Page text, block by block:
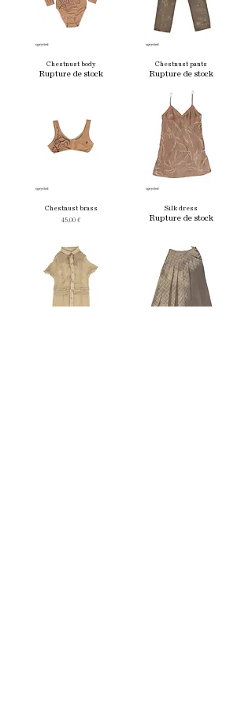
Chestnust body
Rupture de stock
Chestnust pants
Rupture de stock
Chestnust brass
Prix
45,00 €
Silk dress
Rupture de stock